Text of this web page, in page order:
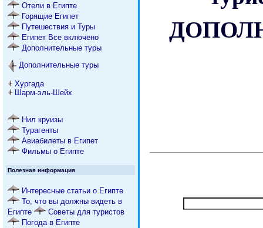
Отели в Египте
Горящие Египет
Путешествия и Туры
Египет Все включено
Дополнительные туры
Дополнительные туры
Хургада
Шарм-эль-Шейх
Нил круизы
Турагенты
Авиабилеты в Египет
Фильмы о Египте
Полезная информация
Интересные статьи о Египте
То, что вы должны видеть в
Египте
Советы для туристов
Погода в Египте